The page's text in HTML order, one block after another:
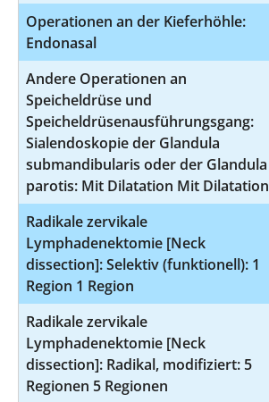
Operationen an der Kieferhöhle:
Endonasal
Andere Operationen an
Speicheldrüse und
Speicheldrüsenausführungsgang:
Sialendoskopie der Glandula
submandibularis oder der Glandula
parotis: Mit Dilatation Mit Dilatation
Radikale zervikale
Lymphadenektomie [Neck
dissection]: Selektiv (funktionell): 1
Region 1 Region
Radikale zervikale
Lymphadenektomie [Neck
dissection]: Radikal, modifiziert: 5
Regionen 5 Regionen